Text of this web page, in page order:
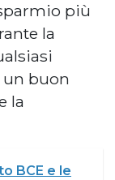
più
la
buon
la
BCE e le